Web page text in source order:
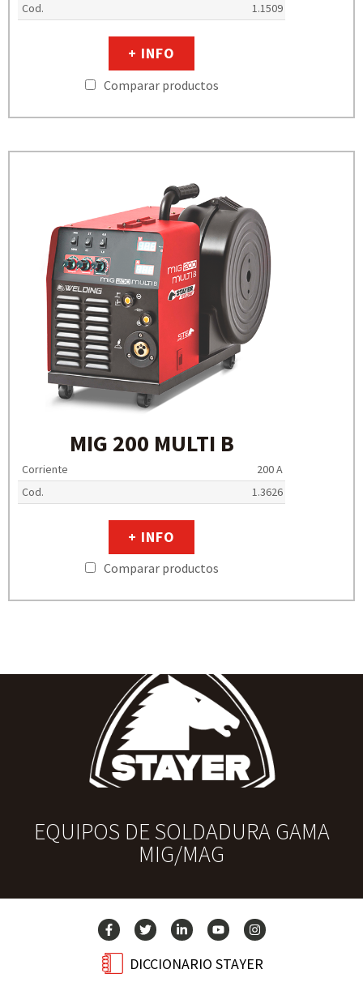
Cod.
1.1509
+ INFO
Comparar productos
MIG 200 MULTI B
Corriente
200 A
Cod.
1.3626
+ INFO
Comparar productos
EQUIPOS DE SOLDADURA GAMA
MIG/MAG
DICCIONARIO STAYER